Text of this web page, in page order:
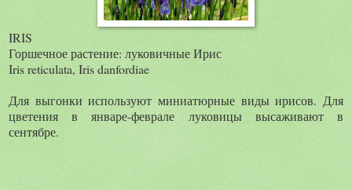
IRIS
Горшечное растение: луковичные Ирис
Iris reticulata, Iris danfordiae
Для выгонки используют миниатюрные виды ирисов. Для
цветения в январе-феврале луковицы высаживают в
сентябре.